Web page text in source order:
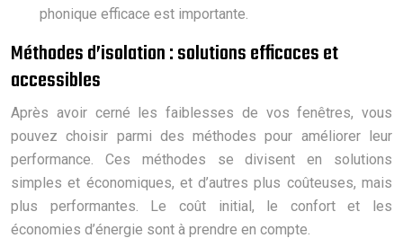
phonique efficace est importante.
Méthodes d’isolation : solutions efficaces et
accessibles
Après avoir cerné les faiblesses de vos fenêtres, vous
pouvez choisir parmi des méthodes pour améliorer leur
performance. Ces méthodes se divisent en solutions
simples et économiques, et d’autres plus coûteuses, mais
plus performantes. Le coût initial, le confort et les
économies d’énergie sont à prendre en compte.